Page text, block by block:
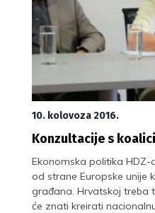
10. kolovoza 2016.
Konzultacije s
Ekonomska politika HDZ-
od strane Europske unije
građana. Hrvatskoj treba
će znati kreirati